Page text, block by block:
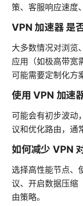
策、客服响应速度
VPN 加速器 是
大多数情况对浏览
应用（如极高带宽
可能需要定制化方
使用 VPN 加速
可能会有初步波动
议和优化路由，通
如何减少 VPN
选择高性能节点、
议、开启数据压缩
由策略。